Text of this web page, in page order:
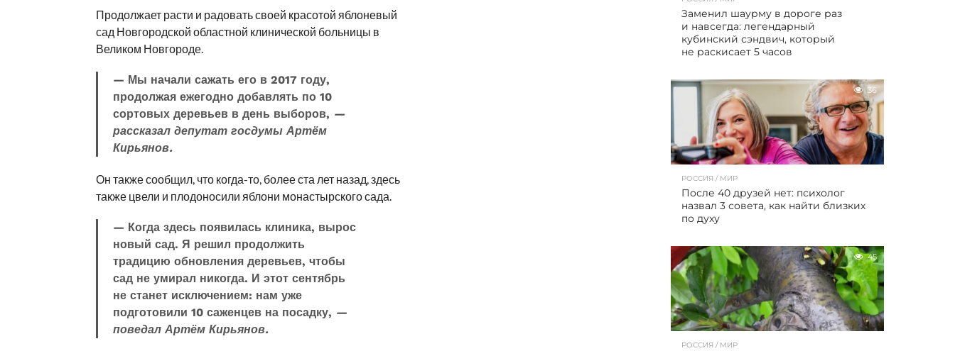
Продолжает расти и радовать своей красотой яблоневый
сад Новгородской областной клинической больницы в
Великом Новгороде.
— Мы начали сажать его в 2017 году,
продолжая ежегодно добавлять по 10
сортовых деревьев в день выборов, —
рассказал депутат госдумы Артём
Кирьянов.
Он также сообщил, что когда-то, более ста лет назад, здесь
также цвели и плодоносили яблони монастырского сада.
— Когда здесь появилась клиника, вырос
новый сад. Я решил продолжить
традицию обновления деревьев, чтобы
сад не умирал никогда. И этот сентябрь
не станет исключением: нам уже
подготовили 10 саженцев на посадку, —
поведал Артём Кирьянов.
Заменил шаурму в дороге раз
и навсегда: легендарный
кубинский сэндвич, который
не раскисает 5 часов
36
РОССИЯ / МИР
После 40 друзей нет: психолог
назвал 3 совета, как найти близких
по духу
45
РОССИЯ / МИР